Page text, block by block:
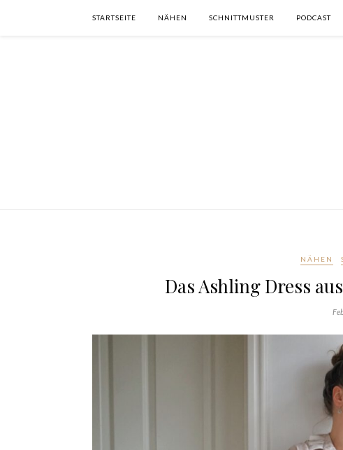
STARTSEITE NÄHEN SCHNITTMUSTER PODCAST
NÄHEN
Das Ashling Dress